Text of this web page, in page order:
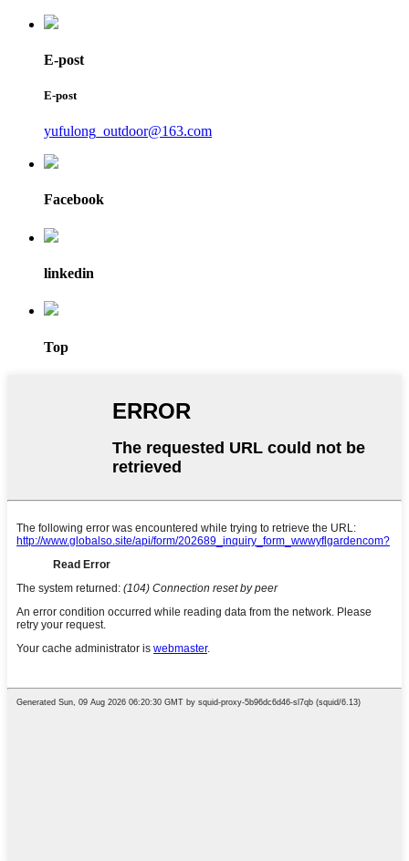
E-post
E-post
yufulong_outdoor@163.com
Facebook
linkedin
Top